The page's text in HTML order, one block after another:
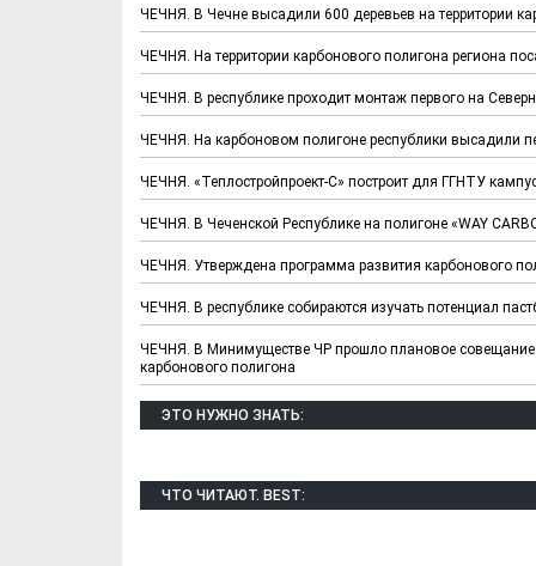
ЧЕЧНЯ. В Чечне высадили 600 деревьев на территории
ЧЕЧНЯ. На территории карбонового полигона региона
ЧЕЧНЯ. В республике проходит монтаж первого на
ЧЕЧНЯ. На карбоновом полигоне республики высадили
ЧЕЧНЯ. «Теплостройпроект-С» построит для ГГНТУ
ЧЕЧНЯ. В Чеченской Республике на полигоне «WAY
ЧЕЧНЯ. Утверждена программа развития карбонового
ЧЕЧНЯ. В республике собираются изучать потенциал
ЧЕЧНЯ. В Минимуществе ЧР прошло плановое
карбонового полигона
ЭТО НУЖНО ЗНАТЬ:
ЧТО ЧИТАЮТ. BEST:
Х. Гапураев. Капкан
для Зелимхана (Отр.
ЧЕЧНЯ. А.